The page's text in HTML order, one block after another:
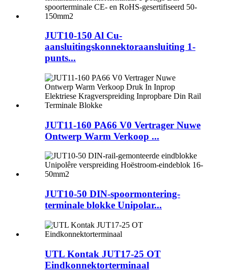
JUT10-150 Al Cu-
aansluitingskonnektoraansluiting 1-
punts...
JUT11-160 PA66 V0 Vertrager Nuwe
Ontwerp Warm Verkoop ...
JUT10-50 DIN-spoormontering-
terminale blokke Unipolar...
UTL Kontak JUT17-25 OT
Eindkonnektorterminaal